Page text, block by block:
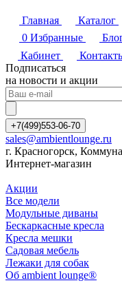
Главная Каталог
0 Избранные
Кабинет
Подписаться
на новости и акции
+7(499)553-06-70
sales@ambientlounge.ru
г. Красногорск,
Интернет-магазин
Акции
Все модели
Модульные диваны
Бескаркасные кресла
Кресла мешки
Садовая мебель
Лежаки для собак
Об ambient lounge®